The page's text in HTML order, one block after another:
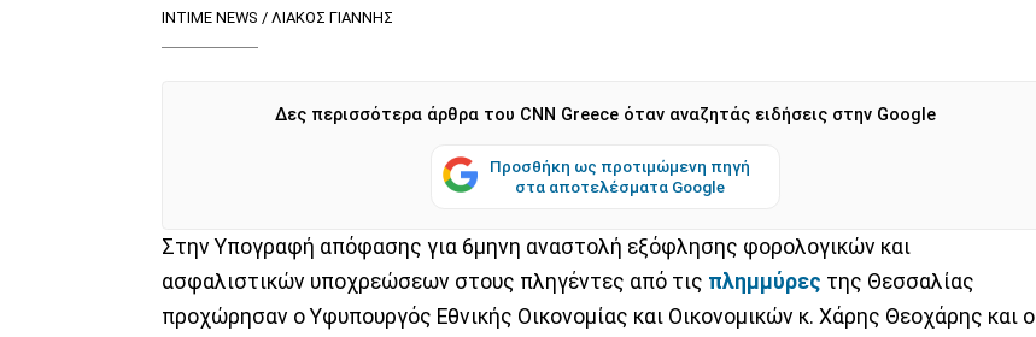
INTIME NEWS / ΛΙΑΚΟΣ ΓΙΑΝΝΗΣ
Δες περισσότερα άρθρα του CNN Greece όταν αναζητάς ειδήσεις στην Google
Προσθήκη ως προτιμώμενη πηγή
στα αποτελέσματα Google
Στην Υπογραφή απόφασης για 6μηνη αναστολή εξόφλησης φορολογικών και
ασφαλιστικών υποχρεώσεων στους πληγέντες από τις πλημμύρες της Θεσσαλίας
προχώρησαν ο Υφυπουργός Εθνικής Οικονομίας και Οικονομικών κ. Χάρης Θεοχάρης και ο